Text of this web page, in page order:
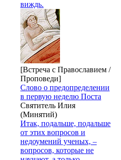
виждь.
[Встреча с Православием /
Проповеди]
Слово о предопределении
в первую неделю Поста
Святитель Илия
(Минятий)
Итак, подальше, подальше
от этих вопросов и
недоумений ученых, –
вопросов, которые не